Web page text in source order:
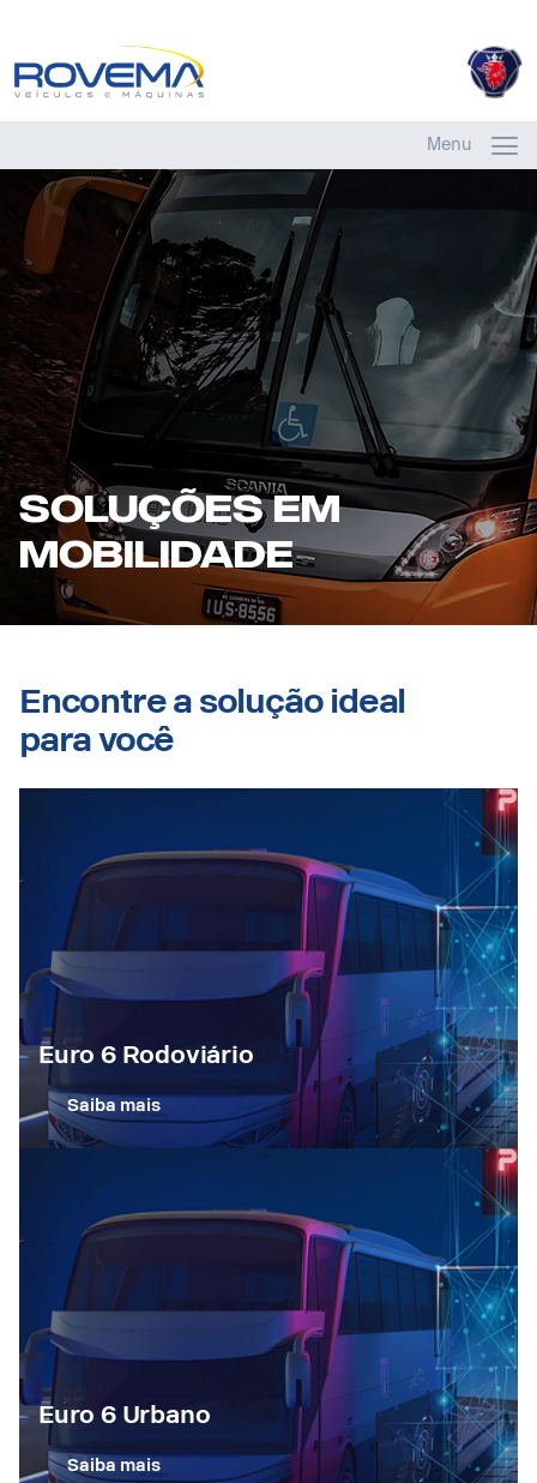
Menu
SOLUÇÕES EM
MOBILIDADE
Encontre a solução ideal
para você
Euro 6 Rodoviário
Saiba mais
Euro 6 Urbano
Saiba mais